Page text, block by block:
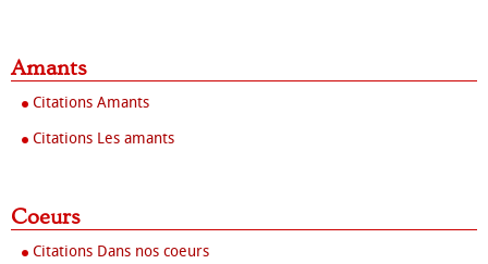
Amants
Citations Amants
Citations Les amants
Coeurs
Citations Dans nos coeurs